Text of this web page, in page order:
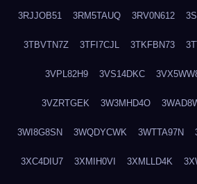
3RJJOB51 3RM5TAUQ 3RV0N612
3TBVTN7Z 3TFI7CJL 3TKFBN73
3VPL82H9 3VS14DKC
3VZRTGEK 3W3MHD4O
3WI8G8SN 3WQDYCWK 3WTTA97N
3XC4DIU7 3XMIH0VI 3XMLLD4K